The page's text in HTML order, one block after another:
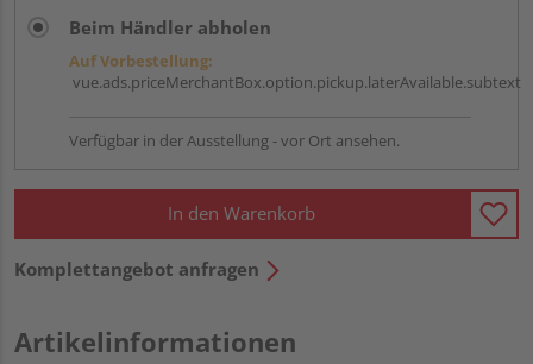
Beim Händler abholen
Auf Vorbestellung:
vue.ads.priceMerchantBox.option.pickup.laterAvailable.subtext
Verfügbar in der Ausstellung - vor Ort ansehen.
In den Warenkorb
Komplettangebot anfragen
Artikelinformationen